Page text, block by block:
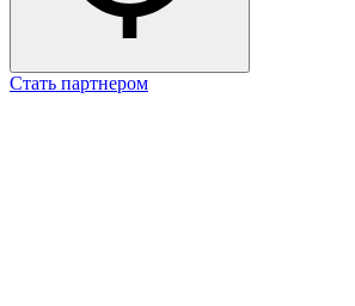
Стать партнером